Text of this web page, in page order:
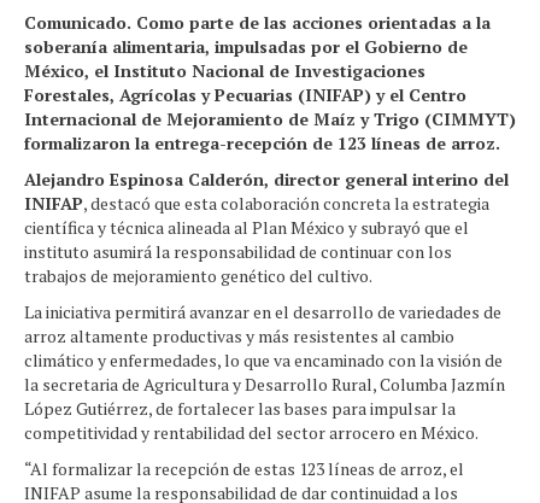
Comunicado. Como parte de las acciones orientadas a la
soberanía alimentaria, impulsadas por el Gobierno de
México, el Instituto Nacional de Investigaciones
Forestales, Agrícolas y Pecuarias (INIFAP) y el Centro
Internacional de Mejoramiento de Maíz y Trigo (CIMMYT)
formalizaron la entrega-recepción de 123 líneas de arroz.
Alejandro Espinosa Calderón, director general interino del
INIFAP, destacó que esta colaboración concreta la estrategia
científica y técnica alineada al Plan México y subrayó que el
instituto asumirá la responsabilidad de continuar con los
trabajos de mejoramiento genético del cultivo.
La iniciativa permitirá avanzar en el desarrollo de variedades de
arroz altamente productivas y más resistentes al cambio
climático y enfermedades, lo que va encaminado con la visión de
la secretaria de Agricultura y Desarrollo Rural, Columba Jazmín
López Gutiérrez, de fortalecer las bases para impulsar la
competitividad y rentabilidad del sector arrocero en México.
“Al formalizar la recepción de estas 123 líneas de arroz, el
INIFAP asume la responsabilidad de dar continuidad a los